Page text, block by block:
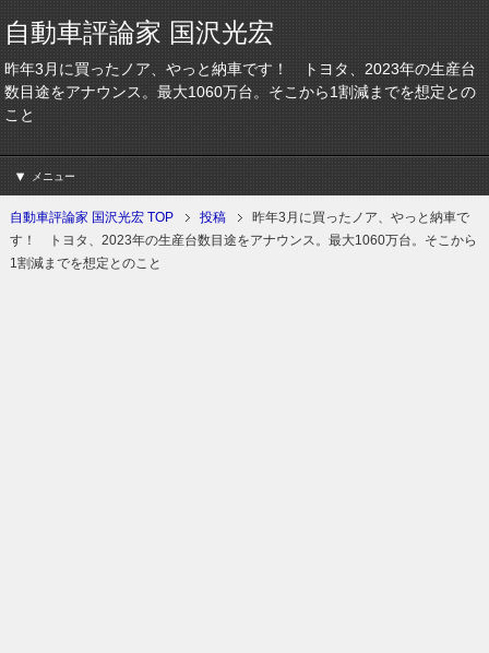
自動車評論家 国沢光宏
昨年3月に買ったノア、やっと納車です！ トヨタ、2023年の生産台
数目途をアナウンス。最大1060万台。そこから1割減までを想定との
こと
メニュー
自動車評論家 国沢光宏 TOP 投稿
昨年3月に買ったノア、やっと納車で
す！ トヨタ、2023年の生産台数目途をアナウンス。最大1060万台。そこから
1割減までを想定とのこと